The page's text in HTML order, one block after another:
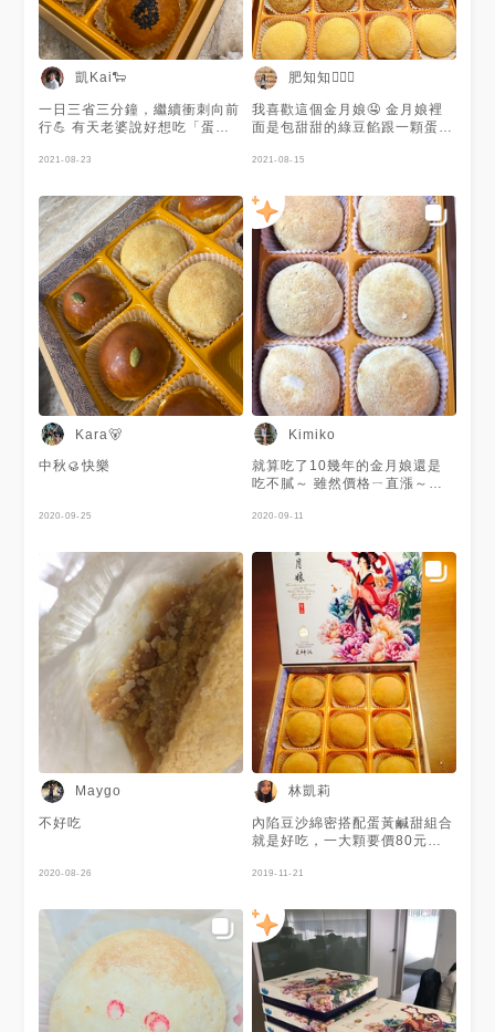
凱Kai🐑
一日三省三分鐘，繼續衝刺向前
行💪 有天老婆說好想吃「蛋黃
王師父餅鋪 #臺灣 #台灣 #新北
下午茶 #早餐 #點心 #好吃 #金
月娘 #蛋黃酥 #Taiwan
#NewTaipei #desserts
#popular #delicious #羊熊心
予MENU
2021-08-23
肥知知🙋🏻‍♀️
我喜歡這個金月娘🤤 金月娘裡
面是包甜甜的綠豆餡跟一顆蛋
吃到就被吃光了🥲 感覺很適合
📍芋皇酥
2021-08-15
Kara🐻
中秋🥮快樂
2020-09-25
Kimiko
就算吃了10幾年的金月娘還是
吃不膩～ 雖然價格ㄧ直漲～但
😋
2020-09-11
Maygo
不好吃
2020-08-26
林凱莉
內陷豆沙綿密搭配蛋黃鹹甜組合
就是好吃，一大顆要價80元，
擇。
2019-11-21